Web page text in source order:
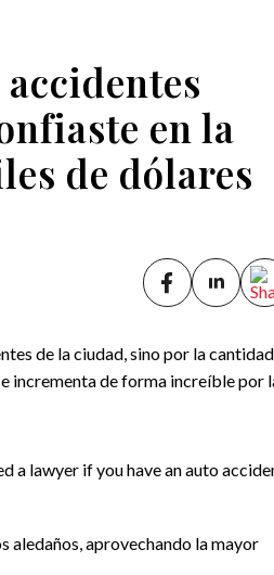
en la
de dólares
de la ciudad, sino por la cantidad
incrementa de forma increíble por
aledaños, aprovechando la mayor